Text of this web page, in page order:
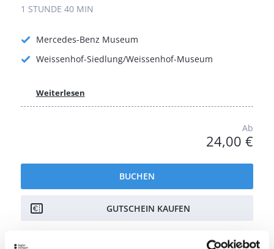
1 STUNDE 40 MIN
Mercedes-Benz Museum
Weissenhof-Siedlung/Weissenhof-Museum
Weiterlesen
Ab
24,00 €
BUCHEN
GUTSCHEIN KAUFEN